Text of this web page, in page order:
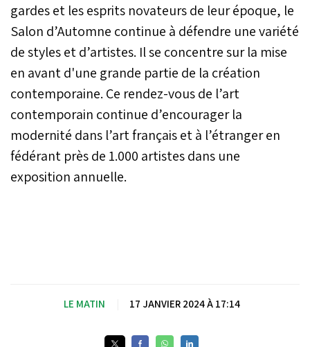
gardes et les esprits novateurs de leur époque, le
Salon d’Automne continue à défendre une variété
de styles et d’artistes. Il se concentre sur la mise
en avant d'une grande partie de la création
contemporaine. Ce rendez-vous de l’art
contemporain continue d’encourager la
modernité dans l’art français et à l’étranger en
fédérant près de 1.000 artistes dans une
exposition annuelle.
LE MATIN 17 JANVIER 2024 À 17:14